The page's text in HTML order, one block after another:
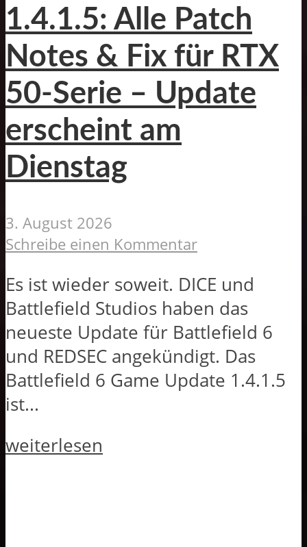
1.4.1.5: Alle Patch
Notes & Fix für RTX
50-Serie – Update
erscheint am
Dienstag
3. August 2026
Schreibe einen Kommentar
Es ist wieder soweit. DICE und
Battlefield Studios haben das
neueste Update für Battlefield 6
und REDSEC angekündigt. Das
Battlefield 6 Game Update 1.4.1.5
ist...
weiterlesen